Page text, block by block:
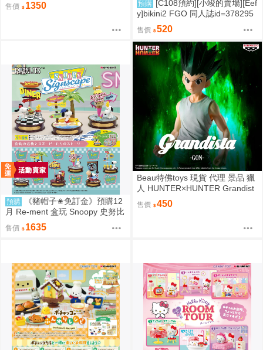
售價 1350 預購 [C108預約][小竣的賣場][Eef
y]bikini2 FGO 同人誌id=378295
售價 520
預購
《豬帽子✬免訂金》預購12
月 Re-ment 盒玩 Snoopy 史努比
街角招牌場景 中盒6入 0816
售價 1635
Beau特佛toys 現貨 代理 景品 獵
人 HUNTER×HUNTER Grandist
a 小傑 0206
售價 450